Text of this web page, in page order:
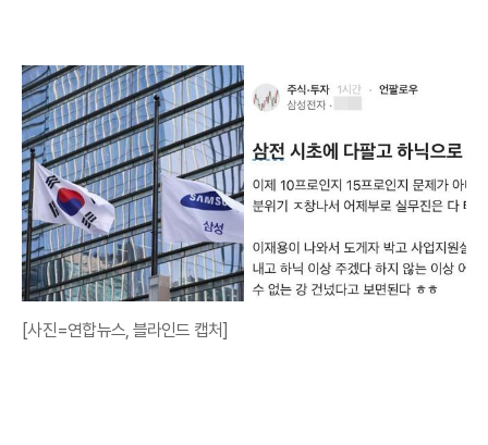
[사진=연합뉴스, 블라인드 캡처]